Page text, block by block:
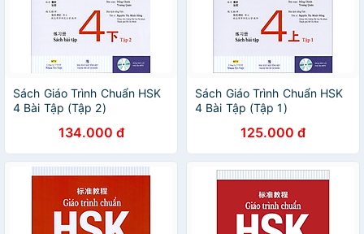
Sách Giáo Trình Chuẩn HSK
4 Bài Tập (Tập 2)
134.000 đ
Sách Giáo Trình Chuẩn HSK
4 Bài Tập (Tập 1)
125.000 đ